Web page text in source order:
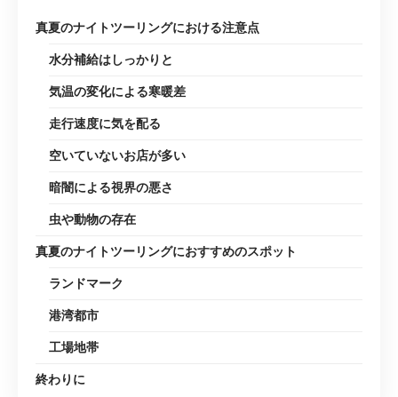
真夏のナイトツーリングにおける注意点
水分補給はしっかりと
気温の変化による寒暖差
走行速度に気を配る
空いていないお店が多い
暗闇による視界の悪さ
虫や動物の存在
真夏のナイトツーリングにおすすめのスポット
ランドマーク
港湾都市
工場地帯
終わりに